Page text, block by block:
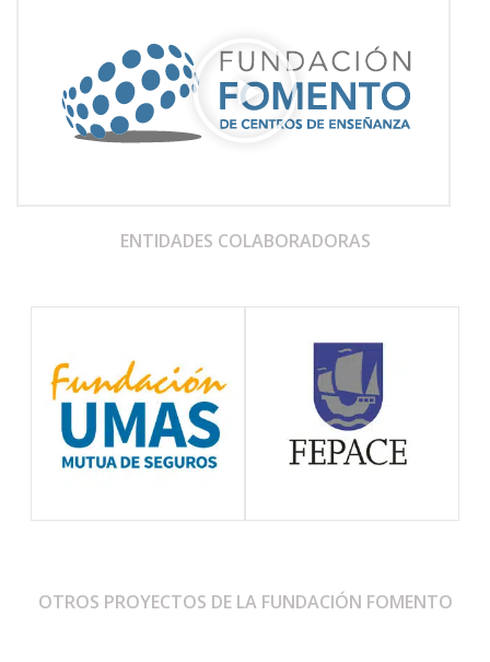
ENTIDADES COLABORADORAS
OTROS PROYECTOS DE LA FUNDACIÓN FOMENTO